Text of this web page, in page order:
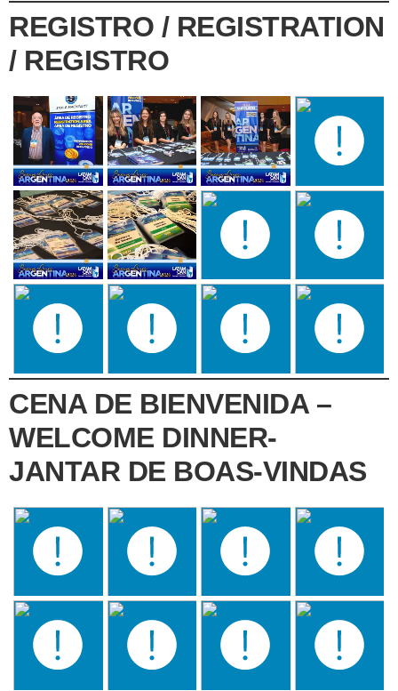
REGISTRO / REGISTRATION
/ REGISTRO
CENA DE BIENVENIDA –
WELCOME DINNER-
JANTAR DE BOAS-VINDAS